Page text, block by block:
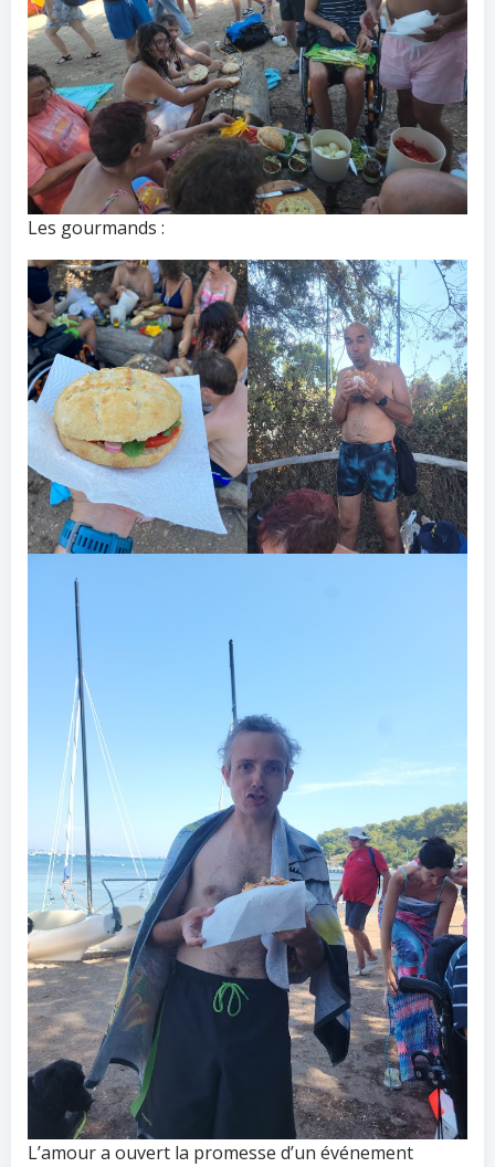
Les gourmands :
L’amour a ouvert la promesse d’un événement